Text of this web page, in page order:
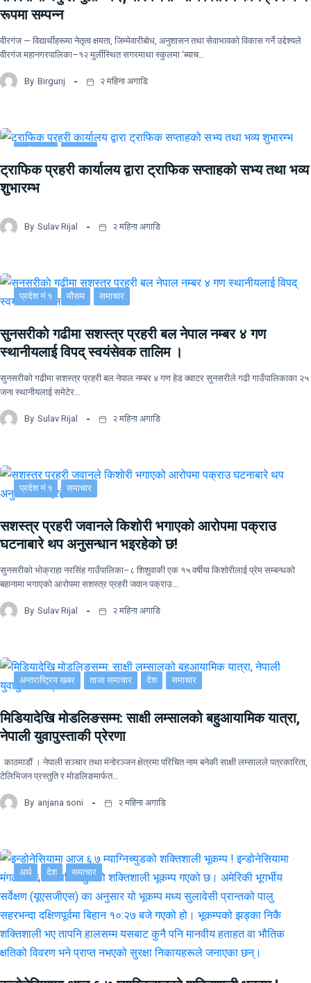
रूपमा सम्पन्न
वीरगंज — विद्यार्थीहरूमा नेतृत्व क्षमता, जिम्मेवारीबोध, अनुशासन तथा सेवाभावको विकास गर्ने उद्देश्यले
वीरगंज महानगरपालिका–१२ मुर्लीस्थित सगरमाथा स्कुलमा ‘ब्याच…
By Birgunj २ महिना अगाडि
ट्राफिक प्रहरी कार्यालय द्वारा ट्राफिक सप्ताहको सभ्य तथा भव्य
शुभारम्भ
By Sulav Rijal २ महिना अगाडि
प्रदेश नं १ मौसम समाचार
सुनसरीकाे गढीमा सशस्त्र प्रहरी बल नेपाल नम्बर ४ गण
स्थानीयलाई विपद् स्वयंसेवक तालिम ।
सुनसरीकाे गढीमा सशस्त्र प्रहरी बल नेपाल नम्बर ४ गण हेड क्वाटर सुनसरीले गढी गाउँपालिकाका २५
जना स्थानीयलाई समेटेर…
By Sulav Rijal २ महिना अगाडि
प्रदेश नं १ समाचार
सशस्त्र प्रहरी जवानले किशोरी भगाएको आरोपमा पक्राउ
घटनाबारे थप अनुसन्धान भइरहेको छ!
सुनसरीको भोक्राहा नरसिंह गाउँपालिका–८ शिशुवाकी एक १५ वर्षीया किशोरीलाई प्रेम सम्बन्धको
बहानामा भगाएको आरोपमा सशस्त्र प्रहरी जवान पक्राउ…
By Sulav Rijal २ महिना अगाडि
अन्तराष्ट्रिय खबर ताजा समाचार देश समाचार
मिडियादेखि मोडलिङसम्म: साक्षी लम्सालको बहुआयामिक यात्रा,
नेपाली युवापुस्ताकी प्रेरणा
काठमाडौं । नेपाली सञ्चार तथा मनोरञ्जन क्षेत्रमा परिचित नाम बनेकी साक्षी लम्सालले पत्रकारिता,
टेलिभिजन प्रस्तुति र मोडलिङमार्फत…
By anjana soni २ महिना अगाडि
अर्थ देश समाचार